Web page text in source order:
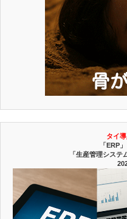
タイ
「ERP
「生産管理システ